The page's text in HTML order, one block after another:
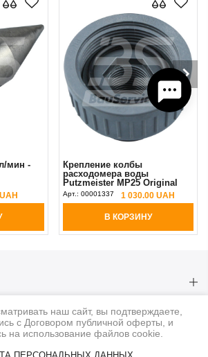
мин -
Крепление колбы
расходомера воды
Putzmeister MP25 Original
Арт.: 00001337 1 030.00 UAH
В КОРЗИНУ
наш сайт, вы подтверждаете,
с Договором публичной оферты, и
на использование файлов cookie.